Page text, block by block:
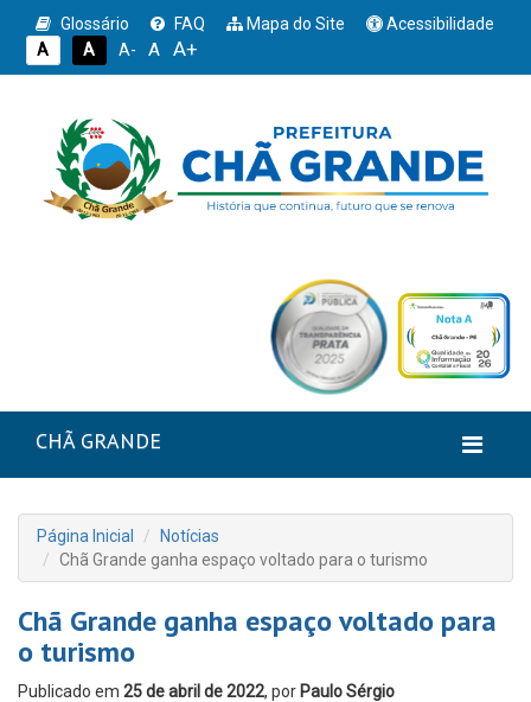
Glossário FAQ Mapa do Site
Acessibilidade
A
A A- A A+
CHÃ GRANDE
Página Inicial
Notícias
Chã Grande ganha espaço voltado para o turismo
Chã Grande ganha espaço voltado para
o turismo
Publicado em 25 de abril de 2022, por Paulo Sérgio